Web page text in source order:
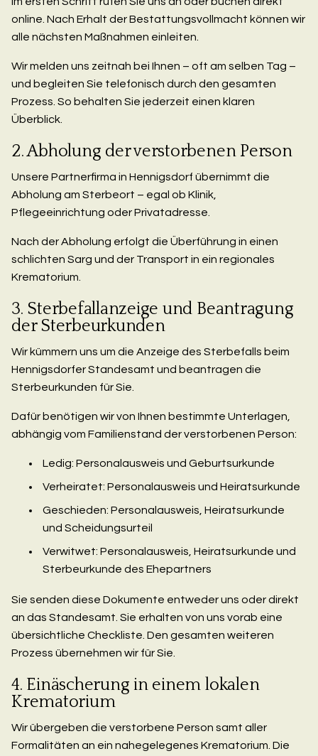
online. Nach Erhalt der Bestattungsvollmacht können wir
alle nächsten Maßnahmen einleiten.
Wir melden uns zeitnah bei Ihnen – oft am selben Tag –
und begleiten Sie telefonisch durch den gesamten
Prozess. So behalten Sie jederzeit einen klaren
Überblick.
2. Abholung der verstorbenen Person
Unsere Partnerfirma in Hennigsdorf übernimmt die
Abholung am Sterbeort – egal ob Klinik,
Pflegeeinrichtung oder Privatadresse.
Nach der Abholung erfolgt die Überführung in einen
schlichten Sarg und der Transport in ein regionales
Krematorium.
3. Sterbefallanzeige und Beantragung
der Sterbeurkunden
Wir kümmern uns um die Anzeige des Sterbefalls beim
Hennigsdorfer Standesamt und beantragen die
Sterbeurkunden für Sie.
Dafür benötigen wir von Ihnen bestimmte Unterlagen,
abhängig vom Familienstand der verstorbenen Person:
Ledig: Personalausweis und Geburtsurkunde
Verheiratet: Personalausweis und Heiratsurkunde
Geschieden: Personalausweis, Heiratsurkunde
und Scheidungsurteil
Verwitwet: Personalausweis, Heiratsurkunde und
Sterbeurkunde des Ehepartners
Sie senden diese Dokumente entweder uns oder direkt
an das Standesamt. Sie erhalten von uns vorab eine
übersichtliche Checkliste. Den gesamten weiteren
Prozess übernehmen wir für Sie.
4. Einäscherung in einem lokalen
Krematorium
Wir übergeben die verstorbene Person samt aller
Formalitäten an ein nahegelegenes Krematorium. Die